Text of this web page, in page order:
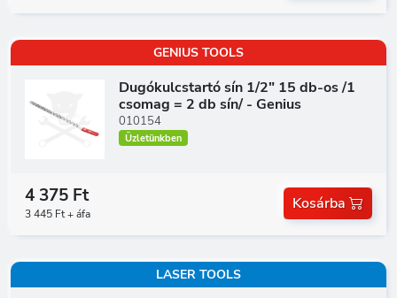
GENIUS TOOLS
Dugókulcstartó sín 1/2" 15 db-os /1
csomag = 2 db sín/ - Genius
010154
Üzletünkben
4 375 Ft
3 445 Ft + áfa
Kosárba
LASER TOOLS